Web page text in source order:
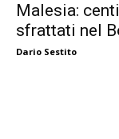
Malesia:
sfrattati nel
Dario Sestito